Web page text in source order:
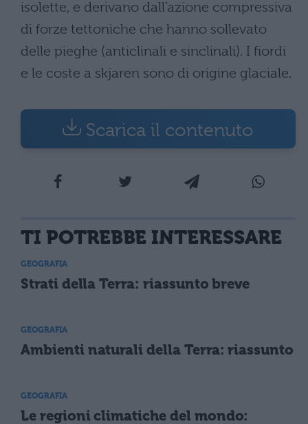
isolette, e derivano dall’azione compressiva
di forze tettoniche che hanno sollevato
delle pieghe (anticlinali e sinclinali). I fiordi
e le coste a skjaren sono di origine glaciale.
Scarica il contenuto
TI POTREBBE INTERESSARE
GEOGRAFIA
Strati della Terra: riassunto breve
GEOGRAFIA
Ambienti naturali della Terra: riassunto
GEOGRAFIA
Le regioni climatiche del mondo: